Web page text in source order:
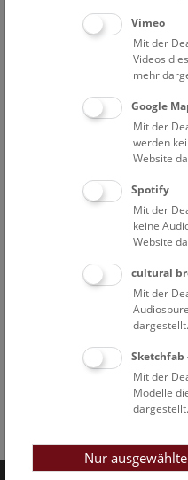
EineVimeo
Mit der
Videos
mehr
Google
Mit der
werden
Website
Spotify
Mit der
keine
Website
cultural
Mit der
dargestellt.
Sketchfab
Mit der
Modelle
dargestellt.
Nur